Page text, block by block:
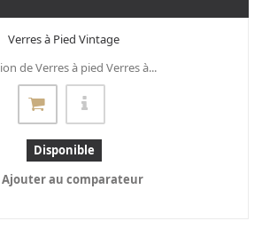
Verres à Pied Vintage
de Verres à pied Verres à...
Disponible
Ajouter au comparateur